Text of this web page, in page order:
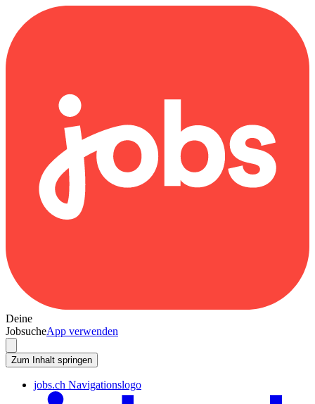
Deine
JobsucheApp verwenden
Zum Inhalt springen
jobs.ch Navigationslogo